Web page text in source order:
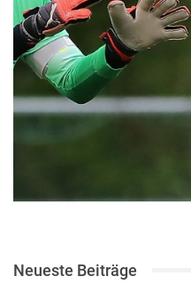
Neueste Beiträge